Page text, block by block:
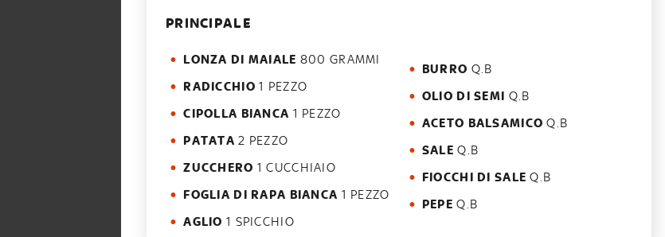
PRINCIPALE
LONZA DI MAIALE 800 GRAMMI
RADICCHIO 1 PEZZO
CIPOLLA BIANCA 1 PEZZO
PATATA 2 PEZZO
ZUCCHERO 1 CUCCHIAIO
FOGLIA DI RAPA BIANCA 1 PEZZO
AGLIO 1 SPICCHIO
BURRO Q.B
OLIO DI SEMI Q.B
ACETO BALSAMICO Q.B
SALE Q.B
FIOCCHI DI SALE Q.B
PEPE Q.B